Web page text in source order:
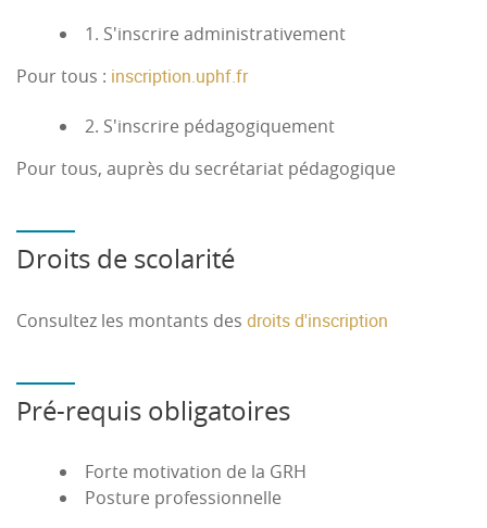
1. S'inscrire administrativement
Pour tous : inscription.uphf.fr
2. S'inscrire pédagogiquement
Pour tous, auprès du secrétariat pédagogique
Droits de scolarité
Consultez les montants des droits d'inscription
Pré-requis obligatoires
Forte motivation de la GRH
Posture professionnelle